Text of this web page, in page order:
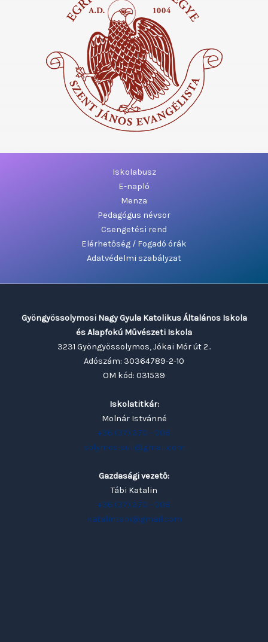
Iskolabusz
E-napló
Menza
Pedagógus névsor
Csengetési rend
Elérhetőség / Fogadó órák
Adatvédelmi szabályzat
Gyöngyössolymosi Nagy Gyula Katolikus Általános Iskola
és Alapfokú Művészeti Iskola
3231 Gyöngyössolymos, Jókai Mór út 2..
Adószám: 30364789-2-10
OM kód: 031539
Iskolatitkár:
Molnár Istvánné
+36 (37) 370 - 008
solymosisuli@gmail.com
Gazdasági vezető:
Tábi Katalin
+36 (37) 370 - 008
katalintabi@gmail.com